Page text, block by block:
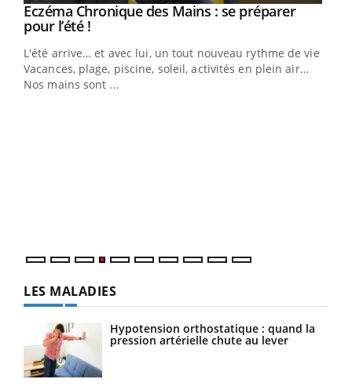
Youtube
Eczéma Chronique des Mains : se préparer
pour l’été !Youtube
L'été arrive… et avec lui, un tout nouveau rythme de vie !
Vacances, plage, piscine, soleil, activités en plein air…
Nos mains sont ...
LES MALADIES
Hypotension orthostatique : quand la
pression artérielle chute au lever